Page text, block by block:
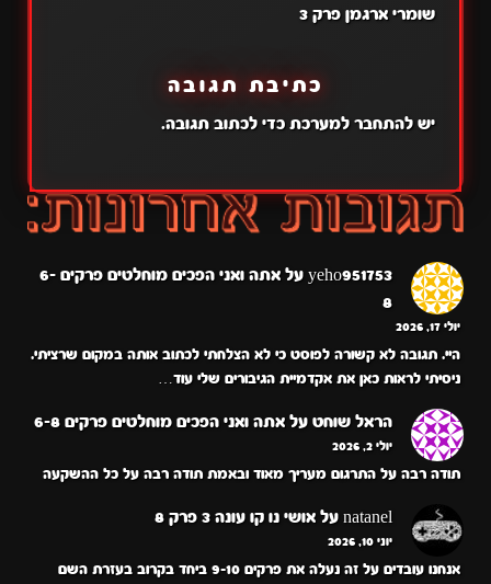
שומרי ארגמן פרק 3
כתיבת תגובה
יש להתחבר למערכתכדי לכתוב תגובה.
yeho951753 על
אתה ואני הפכים מוחלטים פרקים 6-
8
יולי 17, 2026
היי. תגובה לא קשורה לפוסט כי לא הצלחתי לכתוב אותה במקום שרציתי.
ניסיתי לראות כאן את אקדמיית הגיבורים שלי עוד…
הראל שוחט על אתה ואני הפכים מוחלטים פרקים 6-8
יולי 2, 2026
תודה רבה על התרגום מעריך מאוד ובאמת תודה רבה על כל ההשקעה
natanel על אושי נו קו עונה 3 פרק 8
יוני 10, 2026
אנחנו עובדים על זה נעלה את פרקים 9-10 ביחד בקרוב בעזרת השם